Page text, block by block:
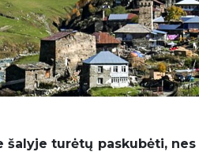
turėtų paskubėti,